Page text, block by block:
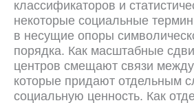
классификаторов и
некоторые социальные
в несущие опоры
порядка. Как масштабные
центров смещают связи
которые придают отдельным
социальную ценность. Как